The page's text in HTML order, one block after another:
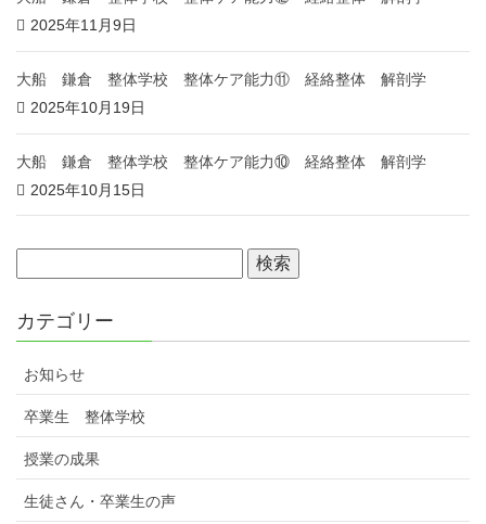
2025年11月9日
大船 鎌倉 整体学校 整体ケア能力⑪ 経絡整体 解剖学
2025年10月19日
大船 鎌倉 整体学校 整体ケア能力⑩ 経絡整体 解剖学
2025年10月15日
カテゴリー
お知らせ
卒業生 整体学校
授業の成果
生徒さん・卒業生の声